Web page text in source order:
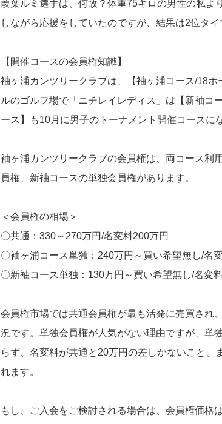
葭葉ルミ選手は、何故？体重75キロの男性の私よ
しながら応援をしていたのですが、結果は2位タイ
【開催コースの会員権知識】
袖ヶ浦カンツリークラブは、【袖ヶ浦コース/18
ルのゴルフ場で「ニチレイレディス」は【新袖コ
ース】も10月に男子のトーナメント開催コースに
袖ヶ浦カンツリークラブの会員権は、両コース利
員権、新袖コースの単独会員権があります。
＜会員権の相場＞
〇共通：330～270万円/名変料200万円
〇袖ヶ浦コース単独：240万円～買い希望無し/名
〇新袖コース単独：130万円～買い希望無し/名変
会員権市場では共通会員権が最も活発に売買され
況です。単独会員権が人気がない理由ですが、単
らず、名変料が共通と20万円の差しかないこと、
れます。
もし、ご入会をご検討される場合は、会員権価格